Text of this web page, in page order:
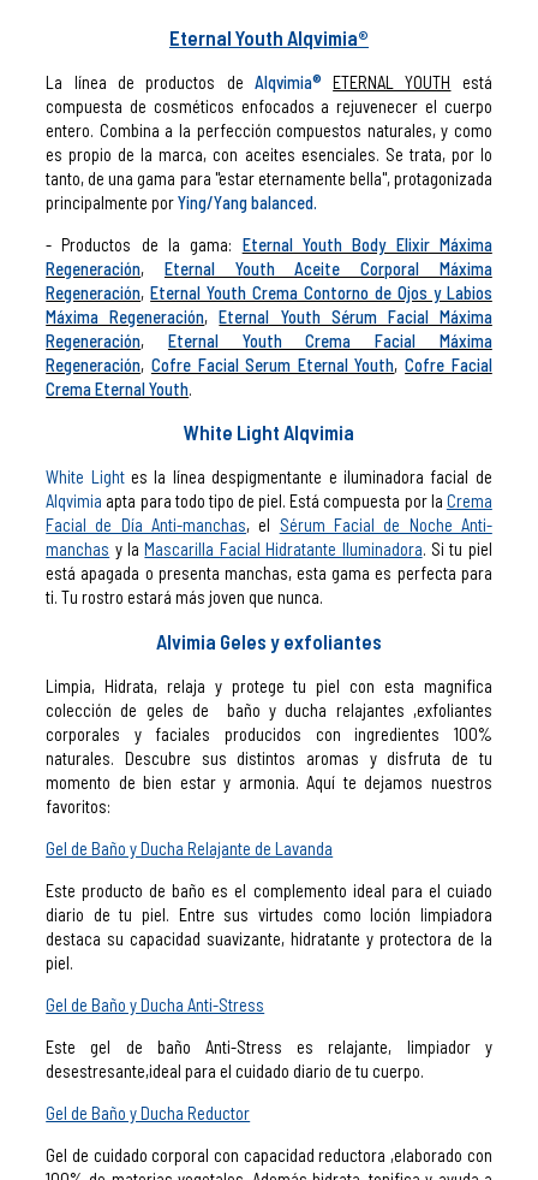
Eternal Youth Alqvimia®
La línea de productos de Alqvimia® ETERNAL YOUTH está
compuesta de cosméticos enfocados a rejuvenecer el cuerpo
entero. Combina a la perfección compuestos naturales, y como
es propio de la marca, con aceites esenciales. Se trata, por lo
tanto, de una gama para "estar eternamente bella", protagonizada
principalmente porYing/Yang balanced.
- Productos de la gama: Eternal Youth Body Elixir Máxima
Regeneración, Eternal Youth Aceite Corporal Máxima
Regeneración,Eternal Youth Crema Contorno de Ojos y Labios
Máxima Regeneración,Eternal Youth Sérum Facial Máxima
Regeneración, Eternal Youth Crema Facial Máxima
Regeneración, Cofre Facial Serum Eternal Youth,Cofre Facial
Crema Eternal Youth
White Light Alqvimia
White Lightes la línea despigmentante e iluminadora facial de
Alqvimia apta para todo tipo de piel. Está compuesta por la Crema
Facial de Día Anti-manchas, el Sérum Facial de Noche Anti-
manchas y laMascarilla Facial Hidratante Iluminadora. Si tu piel
está apagada o presenta manchas, esta gama es perfecta para
ti. Tu rostro estará más joven que nunca.
Alvimia Geles y exfoliantes
Limpia, Hidrata, relaja y protege tu piel con esta magnifica
colección de geles de baño y ducha relajantes ,exfoliantes
corporales y faciales producidos con ingredientes 100%
naturales. Descubre sus distintos aromas y disfruta de tu
momento de bien estar y armonia. Aquí te dejamos nuestros
favoritos:
Gel de Baño y Ducha Relajante de Lavanda
Este producto de baño es el complemento ideal para el cuiado
diario de tu piel. Entre sus virtudes como loción limpiadora
destaca su capacidad suavizante, hidratante y protectora de la
piel.
Gel de Baño y Ducha Anti-Stress
Este gel de baño Anti-Stress es relajante, limpiador y
desestresante,ideal para el cuidado diario de tu cuerpo.
Gel de Baño y Ducha Reductor
Gel de cuidado corporal con capacidad reductora ,elaborado con